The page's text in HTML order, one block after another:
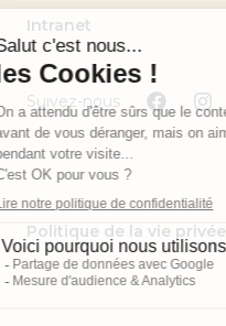
Intranet
Suivez-nous
Politique de la vie privée